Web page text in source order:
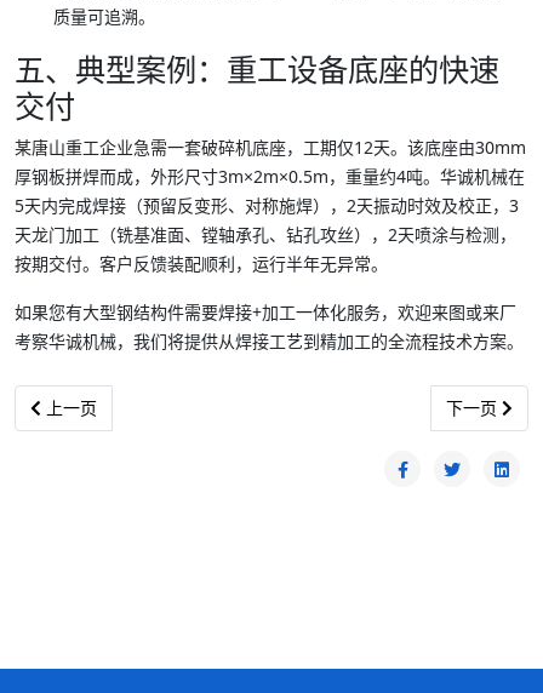
质量可追溯。
五、典型案例：重工设备底座的快速
交付
某唐山重工企业急需一套破碎机底座，工期仅12天。该底座由30mm
厚钢板拼焊而成，外形尺寸3m×2m×0.5m，重量约4吨。华诚机械在
5天内完成焊接（预留反变形、对称施焊），2天振动时效及校正，3
天龙门加工（铣基准面、镗轴承孔、钻孔攻丝），2天喷涂与检测，
按期交付。客户反馈装配顺利，运行半年无异常。
如果您有大型钢结构件需要焊接+加工一体化服务，欢迎来图或来厂
考察华诚机械，我们将提供从焊接工艺到精加工的全流程技术方案。
上一篇文章: 钢材热处理与机械加工：调质、淬火后的精加工技术要
上一页 下一篇文章:
下一页